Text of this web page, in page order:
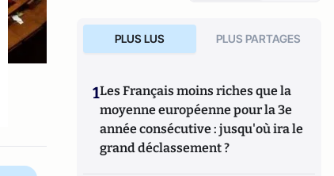
PLUS LUS PLUS PARTAGES
1Les Français moins riches que la
moyenne européenne pour la 3e
année consécutive : jusqu'où ira le
grand déclassement ?